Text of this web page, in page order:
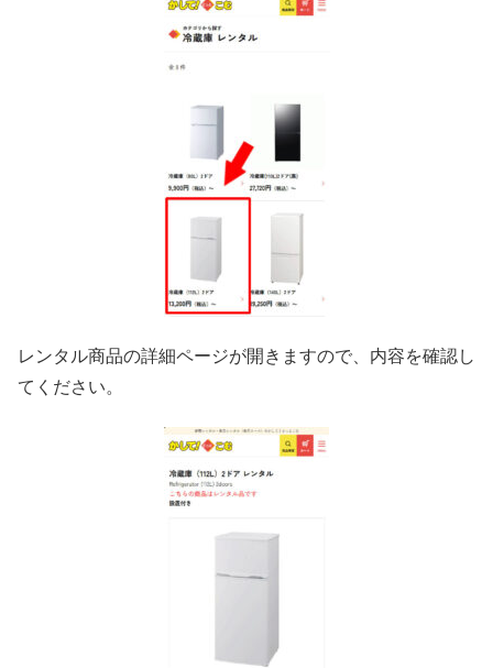
レンタル商品の詳細ページが開きますので、内容を確認し
てください。